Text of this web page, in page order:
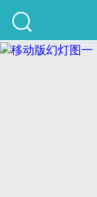
